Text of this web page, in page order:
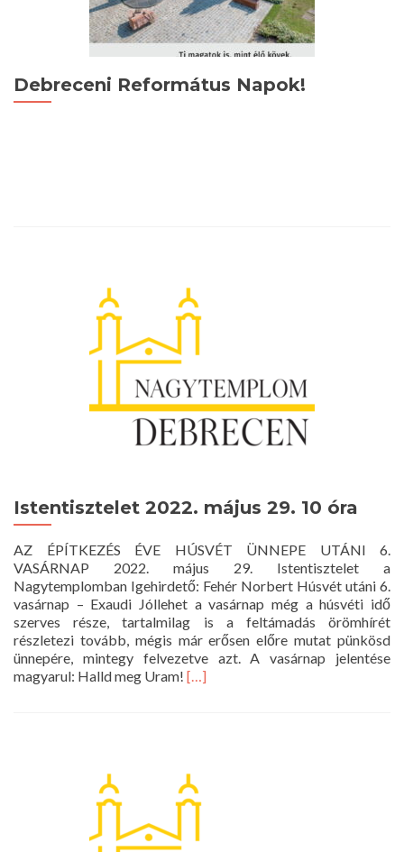
Debreceni Református Napok!
Istentisztelet 2022. május 29. 10 óra
AZ ÉPÍTKEZÉS ÉVE HÚSVÉT ÜNNEPE UTÁNI 6.
VASÁRNAP 2022. május 29. Istentisztelet a
Nagytemplomban Igehirdető: Fehér Norbert Húsvét utáni 6.
vasárnap – Exaudi Jóllehet a vasárnap még a húsvéti idő
szerves része, tartalmilag is a feltámadás örömhírét
részletezi tovább, mégis már erősen előre mutat pünkösd
ünnepére, mintegy felvezetve azt. A vasárnap jelentése
magyarul: Halld meg Uram! Read
29.
10
[…]